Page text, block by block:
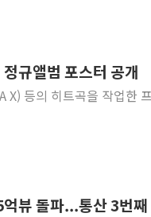
"해남 태양광, 대한민국 다
대통령, '6시간 마라톤 부동
규앨범 포스터 공개
등의 히트곡을 작업한
뷰 돌파...통산 3번째